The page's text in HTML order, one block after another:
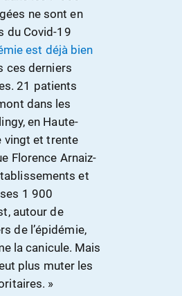
ne sont en
du Covid-19
est déjà bien
ces derniers
21 patients
dans les
en Haute-
vingt et trente
Florence Arnaiz-
et
1 900
autour de
de l’épidémie,
la canicule. Mais
plus muter les
»